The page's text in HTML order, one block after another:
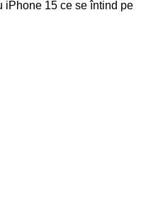
iPhone 15 ce se întind pe